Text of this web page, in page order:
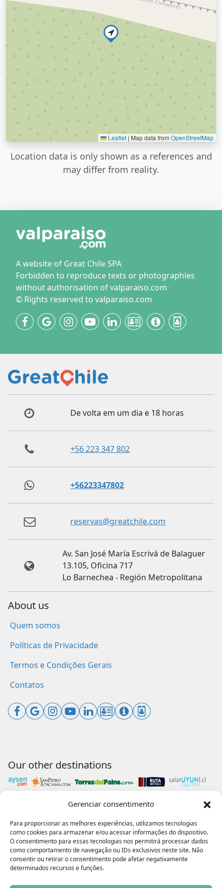
Gerenciar consentimento
Para proporcionar as melhores experiências, utilizamos tecnologias
como cookies para armazenar e/ou acessar informações do dispositivo.
O consentimento para essas tecnologias nos permitirá processar dados
como comportamento de navegação ou IDs exclusivos neste site. Não
consentir ou retirar o consentimento pode afetar negativamente
determinados recursos e funções.
Leaflet | Map data from OpenStreetMap
Location data is only shown as a references and
may differ from reality.
A website of Great Chile SPA
Forbidden to reproduce texts or photographies
without authorisation of valparaiso.com
© Rights reserved to valparaiso.com
De volta em um dia e 18 horas
+56 223 347 802
+56223347802
reservas@greatchile.com
Av. San José María Escrivá de Balaguer
13.105, Oficina 717
Lo Barnechea - Región Metropolitana
About us
Quem somos
Políticas de Privacidade
Termos e Condições Gerais
Contatos
Our other destinations
Our collaborations